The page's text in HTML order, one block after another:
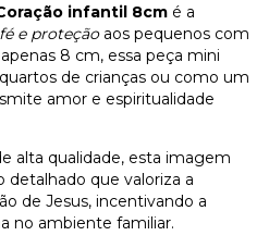
infantil 8cm é a
fé e proteçãoaos pequenos com
8 cm, essa peça mini
de crianças ou como um
amor e espiritualidade
alta qualidade, esta imagem
que valoriza a
de Jesus, incentivando a
no ambiente familiar.